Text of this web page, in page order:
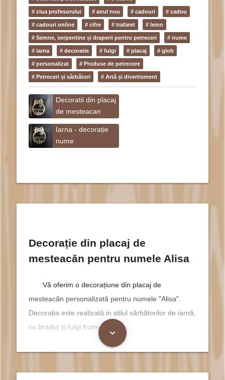
# ziua profesorului # anul nou # cadouri # cadou
# cadouri online # cifre # trafaret # lemn
# Semne, serpentine și draperii pentru petreceri # nume
# iarna # decoratie # fulgi # placaj # glob
# personalizat # Produse de petrecere
# Petreceri și sărbători # Artă și divertisment
Decoratii din placaj
de mesteacan
Iarna - decorație
nume
expand_more
Decorație din placaj de
mesteacăn pentru numele Alisa
Vă oferim o decorațiune din placaj de
mesteacăn personalizată pentru numele "Alisa".
Decorația este realizată in stilul sărbătorilor de iarnă,
cu braduț și fulgi frumoși.
Numele Alisa poartă în el o aură
de magie și caldura specifică